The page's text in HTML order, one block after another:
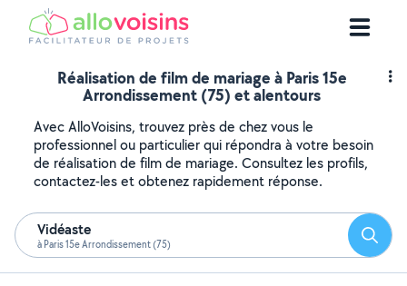
Réalisation de film de mariage à Paris 15e
Arrondissement (75) et alentours
Avec AlloVoisins, trouvez près de chez vous le
professionnel ou particulier qui répondra à votre besoin
de réalisation de film de mariage. Consultez les profils,
contactez-les et obtenez rapidement réponse.
Vidéaste
à Paris 15e Arrondissement (75)